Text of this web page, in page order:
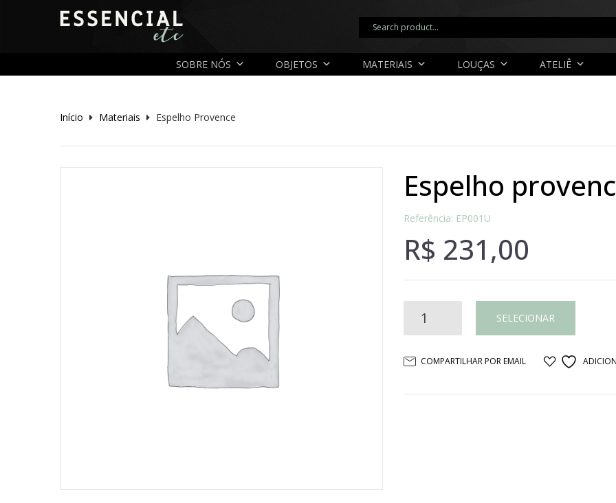
SOBRE NÓS OBJETOS MATERIAIS LOUÇAS ATELIÊ
Início Materiais Espelho Provence
espelho
Referência: EP001U
R$ 231,00
Espelho SELECIONAR
COMPARTILHAR POR EMAIL